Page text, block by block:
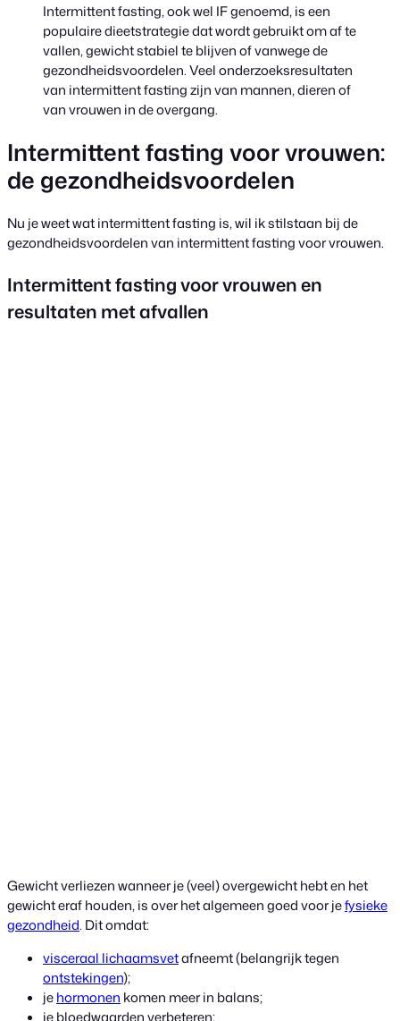
Intermittent fasting, ook wel IF genoemd, is een
populaire dieetstrategie dat wordt gebruikt om af te
vallen, gewicht stabiel te blijven of vanwege de
gezondheidsvoordelen. Veel onderzoeksresultaten
van intermittent fasting zijn van mannen, dieren of
van vrouwen in de overgang.
Intermittent fasting voor vrouwen:
de gezondheidsvoordelen
Nu je weet wat intermittent fasting is, wil ik stilstaan bij de
gezondheidsvoordelen van intermittent fasting voor vrouwen.
Intermittent fasting voor vrouwen en
resultaten met afvallen
Gewicht verliezen wanneer je (veel) overgewicht hebt en het
gewicht eraf houden, is over het algemeen goed voor jefysieke
gezondheid. Dit omdat:
visceraal lichaamsvetafneemt (belangrijk tegen
ontstekingen);
jehormonen komen meer in balans;
je bloedwaarden verbeteren;